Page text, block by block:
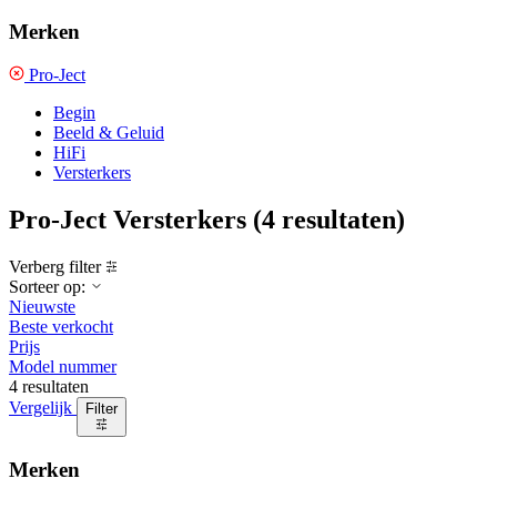
Merken
Pro-Ject
Begin
Beeld & Geluid
HiFi
Versterkers
Pro-Ject Versterkers (4 resultaten)
Verberg filter
Sorteer op:
Nieuwste
Beste verkocht
Prijs
Model nummer
4 resultaten
Vergelijk
Filter
Merken